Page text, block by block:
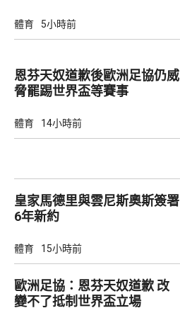
體育 5小時前
恩芬天奴道歉後歐洲足協仍威
脅罷踢世界盃等賽事
體育 14小時前
皇家馬德里與雲尼斯奧斯簽署
6年新約
體育 15小時前
歐洲足協：恩芬天奴道歉 改
變不了抵制世界盃立場